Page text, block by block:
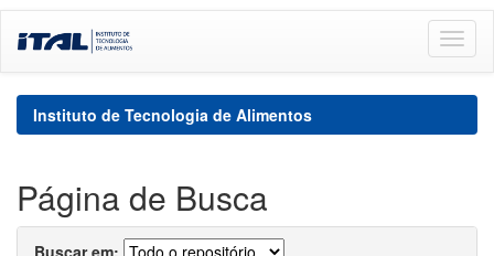
navigation
Instituto de Tecnologia de Alimentos
Página de Busca